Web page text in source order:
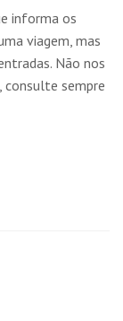
informa os
viagem, mas
Não nos
consulte sempre